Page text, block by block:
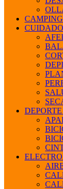
CAMPING